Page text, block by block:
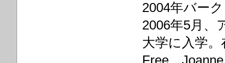
2004年バー
2006年5月、
大学に入学。
Free、